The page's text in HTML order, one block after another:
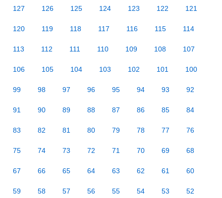
127 126 125 124 123 122 121
120 119 118 117 116 115 114
113 112 111 110 109 108 107
106 105 104 103 102 101 100
99 98 97 96 95 94 93 92
91 90 89 88 87 86 85 84
83 82 81 80 79 78 77 76
75 74 73 72 71 70 69 68
67 66 65 64 63 62 61 60
59 58 57 56 55 54 53 52